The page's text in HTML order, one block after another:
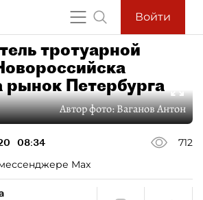
Войти
тротуарной
рынок Петербурга
Автор фото:Ваганов Антон
08:34
712
Max